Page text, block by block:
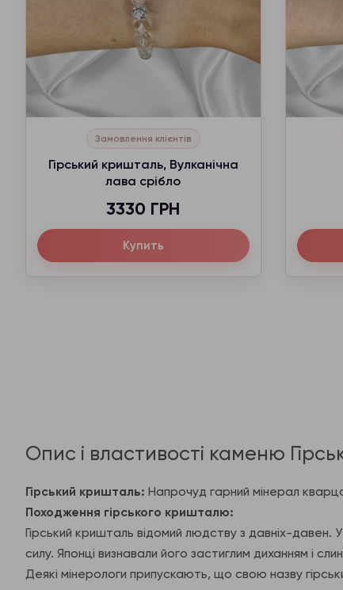
Замовлення клієнтів
Гірський кришталь, Вулканічна
лава срібло
3330 ГРН
Купить
Опис і властивості каменю
Гірський кришталь: Напрочуд гарний мінерал
Походження гірського кришталю:
Гірський кришталь відомий людству з давніх-давен.
силу. Японці визнавали його застиглим диханням і
Деякі мінерологи припускають, що свою назву